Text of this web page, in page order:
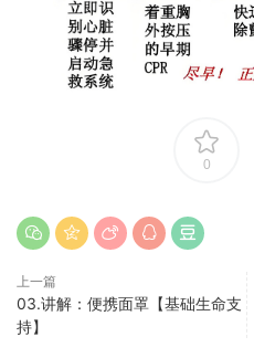
0
上一篇
03.讲解：便携面罩【基础生命支
持】